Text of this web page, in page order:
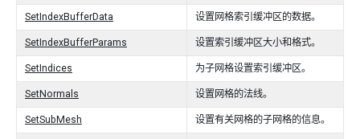
SetIndexBufferData 设置网格索引缓冲区的数据。
SetIndexBufferParams 设置索引缓冲区大小和格式。
SetIndices 为子网格设置索引缓冲区。
SetNormals 设置网格的法线。
SetSubMesh 设置有关网格的子网格的信息。